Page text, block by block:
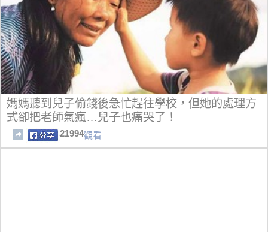
媽媽聽到兒子偷錢後急忙趕往學校，但她的處理方
式卻把老師氣瘋…兒子也痛哭了！
21994觀看